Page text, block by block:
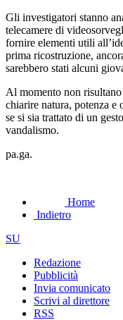
Gli investigatori stanno
telecamere di
fornire elementi utili
prima ricostruzione,
sarebbero stati alcuni
Al momento non
chiarire natura, potenza e
se si sia trattato di un
vandalismo.
pa.ga.
Home
Indietro
SU
Redazione
Pubblicità
Invia comunicato
Scrivi al direttore
RSS